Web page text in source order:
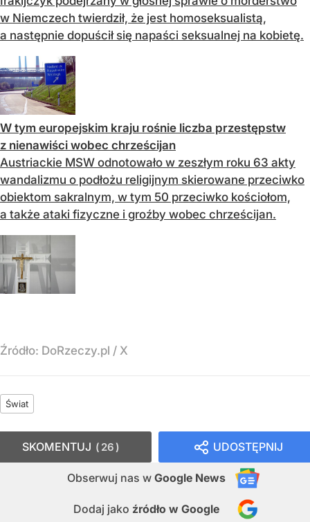
w Niemczech twierdził, że jest homoseksualistą,
a następnie dopuścił się napaści seksualnej na kobietę.
W tym europejskim kraju rośnie liczba przestępstw
z nienawiści wobec chrześcijan
Austriackie MSW odnotowało w zeszłym roku 63 akty
wandalizmu o podłożu religijnym skierowane przeciwko
obiektom sakralnym, w tym 50 przeciwko kościołom,
a także ataki fizyczne i groźby wobec chrześcijan.
Źródło: DoRzeczy.pl / X
Świat
UDOSTĘPNIJ
Obserwuj nas w Google News
Dodaj jako źródło w Google
SKOMENTUJ 26